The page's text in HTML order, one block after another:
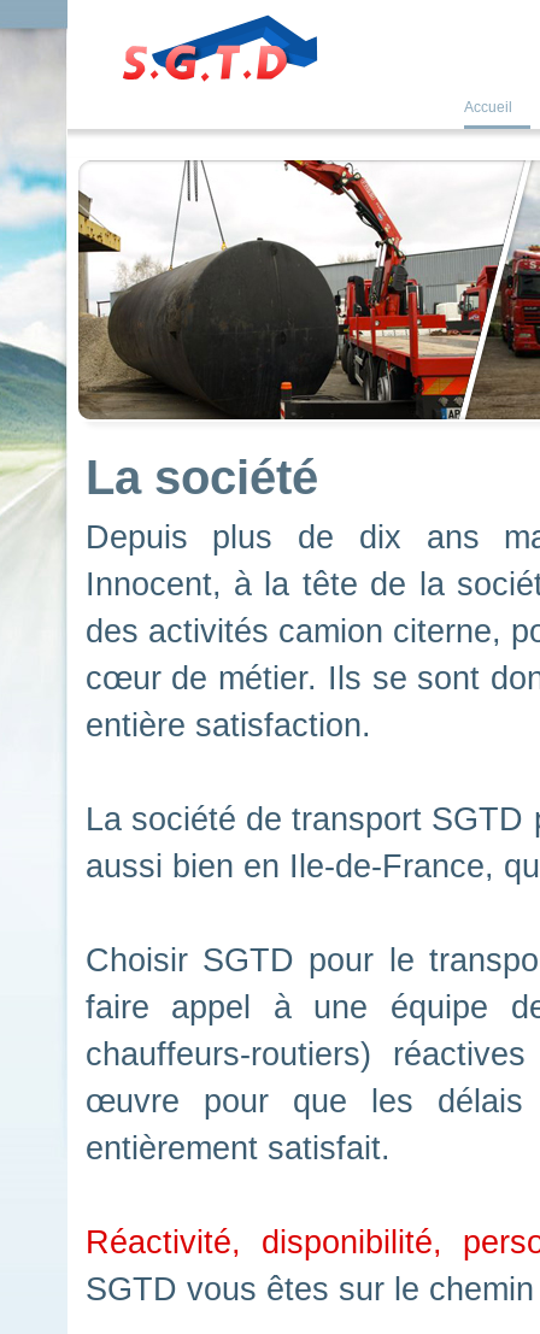
Accueil
La société
Depuis plus de dix ans
Innocent, à la tête de la
des activités camion citerne,
cœur de métier. Ils se sont
entière satisfaction.
La société de transport SGTD
aussi bien en Ile-de-France,
Choisir SGTD pour le
faire appel à une équipe
chauffeurs-routiers)
œuvre pour que les délais
entièrement satisfait.
Réactivité, disponibilité,
SGTD vous êtes sur le